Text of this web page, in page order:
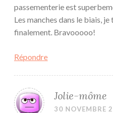
passementerie est
Les manches dans le biais,
finalement. Bravooooo!
Répondre
Jolie-môme
30 NOVEMBRE